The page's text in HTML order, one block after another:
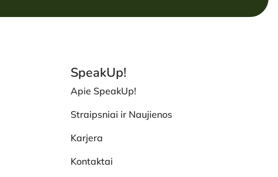
SpeakUp!
Apie SpeakUp!
Straipsniai ir Naujienos
Karjera
Kontaktai